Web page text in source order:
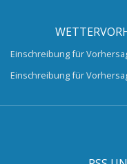
Einschreibung für
Einschreibung für